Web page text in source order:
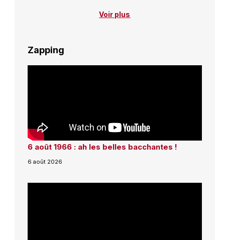
Voir plus
Zapping
6 août 1966 : ah les belles bacchantes !
6 août 2026